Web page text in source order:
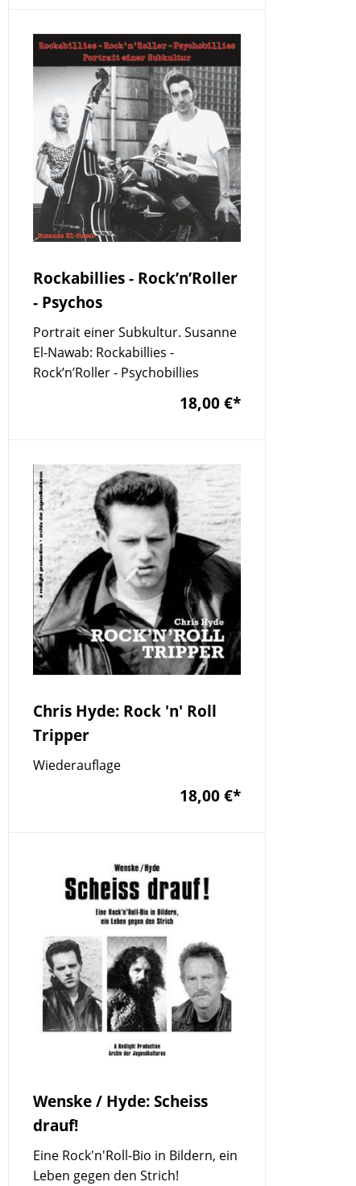
Rockabillies - Rock’n’Roller
- Psychos
Portrait einer Subkultur. Susanne
El-Nawab: Rockabillies -
Rock’n’Roller - Psychobillies
18,00 €*
Chris Hyde: Rock 'n' Roll
Tripper
Wiederauflage
18,00 €*
Wenske / Hyde: Scheiss
drauf!
Eine Rock'n'Roll-Bio in Bildern, ein
Leben gegen den Strich!